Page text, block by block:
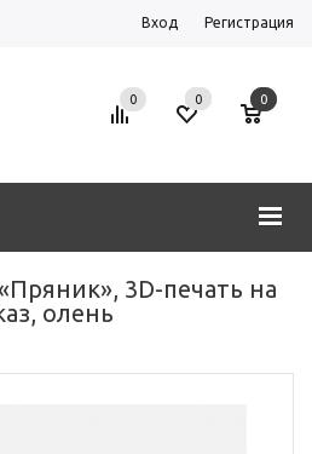
Вход Регистрация
0 0 0
3D-печать на
олень